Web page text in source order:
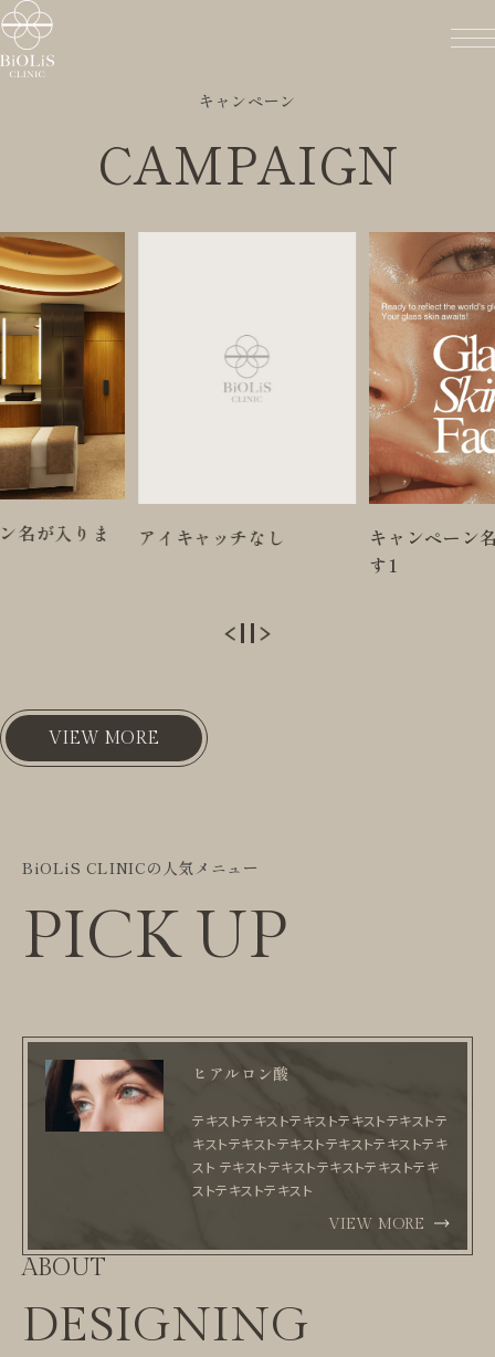
キャンペーン
CAMPAIGN
なし
キャンペーン名が入りま
キャンペーン
す2
VIEW MORE
BiOLiS CLINICの人気メニュー
PICK UP
ヒアルロン酸
テキストテキストテキストテキストテキストテ
キストテキストテキストテキストテキストテキ
スト テキストテキストテキストテキストテキ
ストテキストテキスト
VIEW MORE
ABOUT
DESIGNING